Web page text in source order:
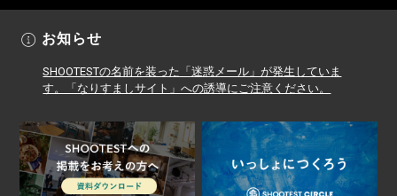
お知らせ
SHOOTESTの名前を装った「迷惑メール」が発生していま
す。「なりすましサイト」への誘導にご注意ください。